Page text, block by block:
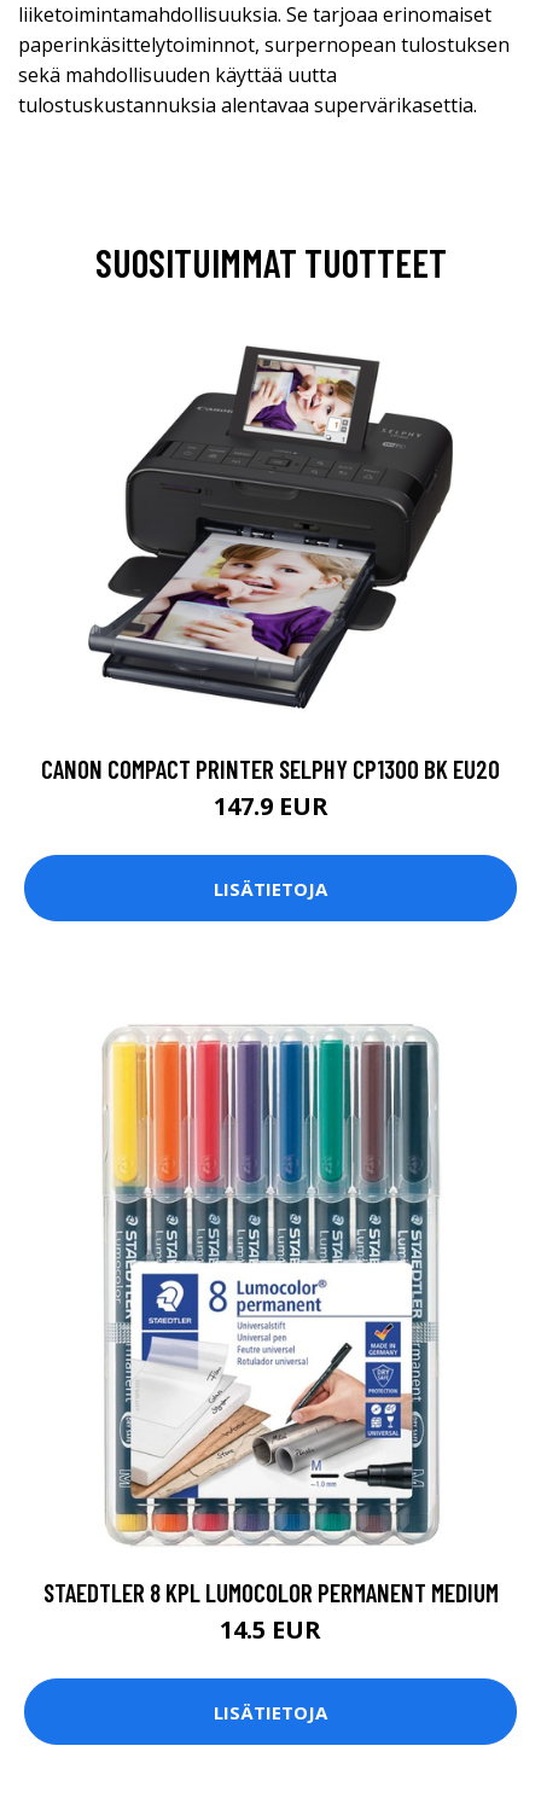
liiketoimintamahdollisuuksia. Se tarjoaa erinomaiset
paperinkäsittelytoiminnot, surpernopean tulostuksen
sekä mahdollisuuden käyttää uutta
tulostuskustannuksia alentavaa supervärikasettia.
SUOSITUIMMAT TUOTTEET
CANON COMPACT PRINTER SELPHY CP1300 BK EU20
147.9 EUR
LISÄTIETOJA
STAEDTLER 8 KPL LUMOCOLOR PERMANENT MEDIUM
14.5 EUR
LISÄTIETOJA